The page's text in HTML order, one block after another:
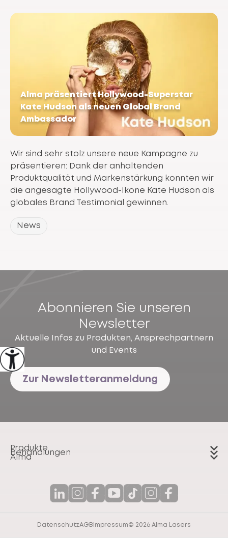
Alma präsentiert Hollywood-Superstar
Kate Hudson als neuen Global Brand
Ambassador
Wir sind sehr stolz unsere neue Kampagne zu
präsentieren: Dank der anhaltenden
Produktqualität und Markenstärkung konnten wir
die angesagte Hollywood-Ikone Kate Hudson als
globales Brand Testimonial gewinnen.
News
Abonnieren Sie unseren
Newsletter
Aktuelle Infos zu Produkten, Ansprechpartnern
und Events
Zur Newsletteranmeldung
Produkte
Behandlungen
Alma
© 2026 Alma Lasers
DatenschutzAGB Impressum